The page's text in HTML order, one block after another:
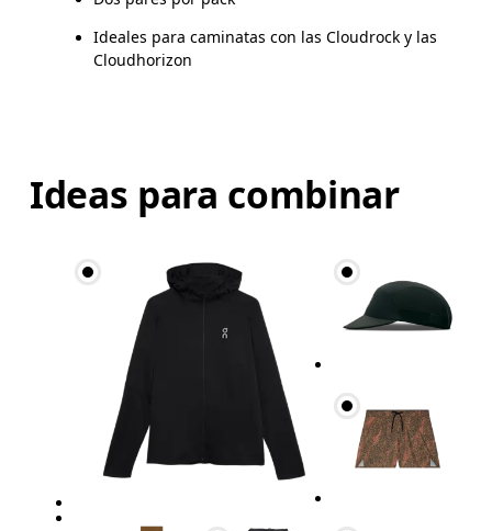
Ideales para caminatas con las Cloudrock y las
Cloudhorizon
Ideas para combinar